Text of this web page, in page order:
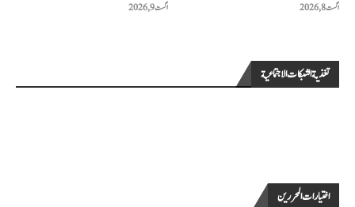
اگست 9, 2026 اگست 8, 2026
تغذية الشبكات الاجتماعية
اختيارات المحررين